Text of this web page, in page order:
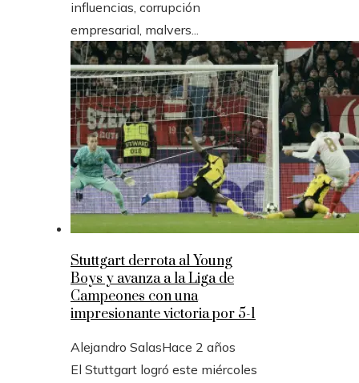
influencias, corrupción
empresarial, malvers...
Stuttgart derrota al Young
Boys y avanza a la Liga de
Campeones con una
impresionante victoria por 5-1
Alejandro SalasHace 2 años
El Stuttgart logró este miércoles